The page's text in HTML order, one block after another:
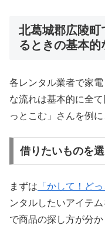
北葛城郡広陵町
るときの基本的
各レンタル業者で家
な流れは基本的に全
っとこむ」さんを例
借りたいものを
まずは 「かして！ど
ンタルしたいアイテ
で商品の探し方が分